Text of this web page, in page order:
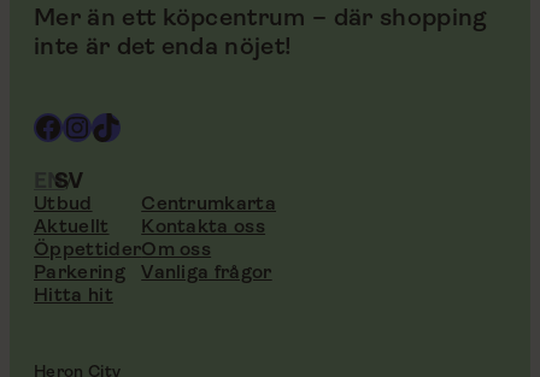
Mer än ett köpcentrum – där shopping
inte är det enda nöjet!
Facebook
Instagram
TikTok
ENSV
Utbud
Aktuellt
Öppettider
Parkering
Hitta hit
Centrumkarta
Kontakta oss
Om oss
Vanliga frågor
Heron City